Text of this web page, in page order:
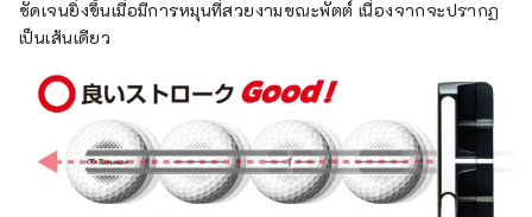
ชัดเจนยิ่งขึ้นเมื่อมีการหมุนที่สวยงามขณะพัตต์ เนื่องจากจะปรากฏ
เป็นเส้นเดียว